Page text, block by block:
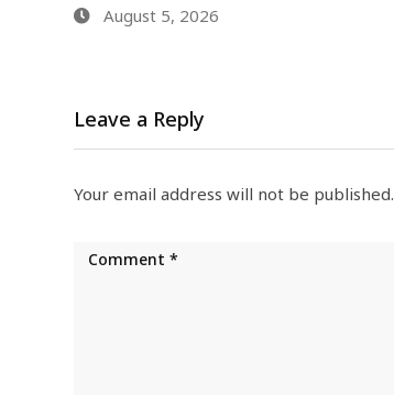
August 5, 2026
Leave a Reply
Your email address will not be published.